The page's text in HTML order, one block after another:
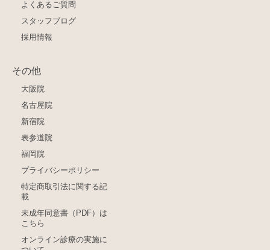
よくあるご質問
スタッフブログ
採用情報
その他
大阪院
名古屋院
新宿院
表参道院
福岡院
プライバシーポリシー
特定商取引法に関する記
載
未成年同意書（PDF）は
こちら
オンライン診療の実施に